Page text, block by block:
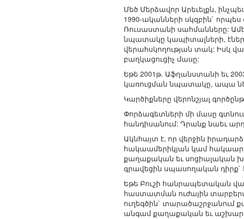
Մեծ Մերձավոր Արեւելքն,
1990-ականների սկզբին`
Ռուսաստանի սահմանները:
նպատակը կապիտալների,
վերահսկողության տակ: Իսկ
բաղկացուցիչ մասը:
Եթե 2001թ. Աֆղանստանի եւ
կառուցման նպատակը, ապա
Կարծիքները վերոնշյալ
Փորձագետների մի մասը
հանդիսանում: Դրանք նաեւ
Ակնհայտ է, որ վերջին
հակաամերիկյան կամ
քաղաքական եւ սոցիալական
գրավեցին սպասողական դիրք`
Եթե Բուշի հանրապետական
հաստատման ուժային
ուղեգծին` տարածաշրջանում
անգամ քաղաքական եւ